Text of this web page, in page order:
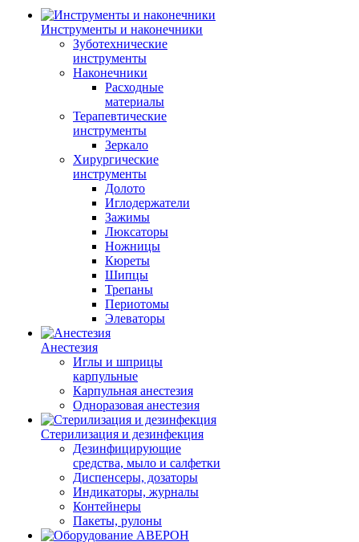
Инструменты и наконечники
Зуботехнические
инструменты
Наконечники
Расходные
материалы
Терапевтические
инструменты
Зеркало
Хирургические
инструменты
Долото
Иглодержатели
Зажимы
Люксаторы
Ножницы
Кюреты
Шипцы
Трепаны
Периотомы
Элеваторы
Анестезия
Иглы и шприцы
карпульные
Карпульная анестезия
Одноразовая анестезия
Стерилизация и дезинфекция
Дезинфицирующие
средства, мыло и салфетки
Диспенсеры, дозаторы
Индикаторы, журналы
Контейнеры
Пакеты, рулоны